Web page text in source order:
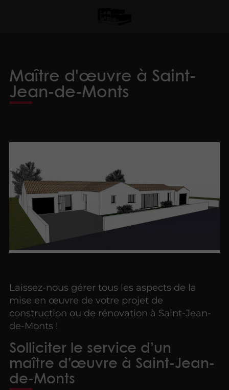
Maître d'œuvre à Saint-
Jean-de-Monts
Laissez-nous gérer tous les aspects de la
mise en œuvre de votre projet de
construction ou de rénovation à Saint-Jean-
de-Monts !
Solliciter le service d’un
maître d’œuvre à Saint-Jean-
de-Monts